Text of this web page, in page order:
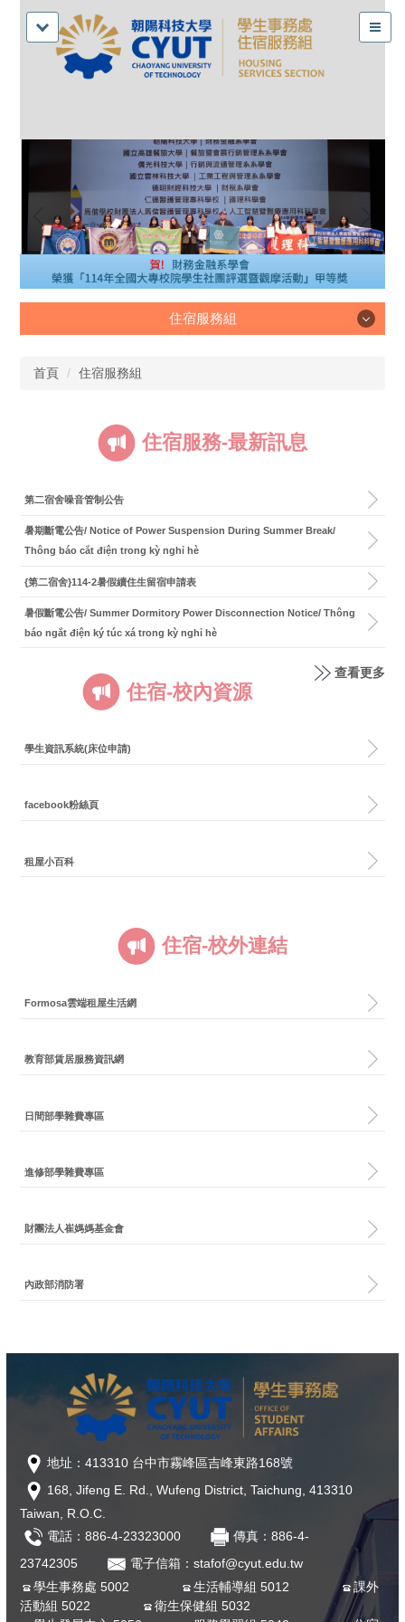
住宿服務組
首頁 住宿服務組
住宿服務-最新訊息
第二宿舍噪音管制公告
暑期斷電公告/ Notice of Power Suspension During Summer Break/
Thông báo cắt điện trong kỳ nghỉ hè
{第二宿舍}114-2暑假續住生留宿申請表
暑假斷電公告/ Summer Dormitory Power Disconnection Notice/ Thông
báo ngắt điện ký túc xá trong kỳ nghỉ hè
查看更多
住宿-校內資源
學生資訊系統(床位申請)
facebook粉絲頁
租屋小百科
住宿-校外連結
Formosa雲端租屋生活網
教育部賃居服務資訊網
日間部學雜費專區
進修部學雜費專區
財團法人崔媽媽基金會
內政部消防署
地址：413310 台中市霧峰區吉峰東路168號
168, Jifeng E. Rd., Wufeng District, Taichung, 413310
Taiwan, R.O.C.
電話：886-4-23323000
傳真：886-4-
23742305
電子信箱：stafof@cyut.edu.tw
學生事務處 5002
生活輔導組 5012
課外
活動組 5022
衛生保健組 5032